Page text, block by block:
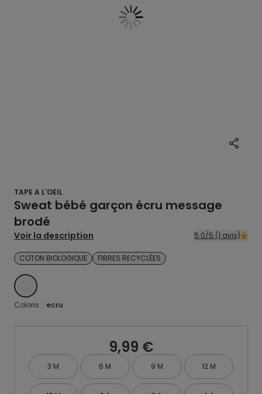
TAPE A L'OEIL
Sweat bébé garçon écru message
brodé
Voir la description 5.0/5 (1 avis)
COTON BIOLOGIQUE FIBRES RECYCLÉES
ECRU
Coloris : ecru
9,99 €
3 M 6 M 9 M 12 M